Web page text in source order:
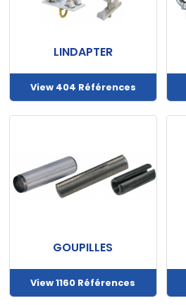
LINDAPTER
View 404 Références
GOUPILLES
View 1160 Références